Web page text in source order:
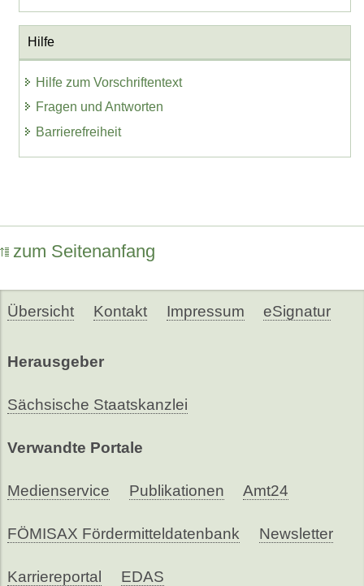
Hilfe
Hilfe zum Vorschriftentext
Fragen und Antworten
Barrierefreiheit
zum Seitenanfang
Übersicht Kontakt Impressum eSignatur
Herausgeber
Sächsische Staatskanzlei
Verwandte Portale
Medienservice Publikationen Amt24
FÖMISAX Fördermitteldatenbank Newsletter
Karriereportal EDAS